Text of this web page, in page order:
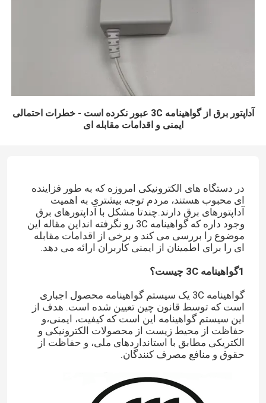
آداپتور برق از گواهینامه 3C عبور نکرده است - خطرات احتمالی
ایمنی و اقدامات مقابله ای
در دستگاه های الکترونیکی امروزه که به طور فزاینده
ای محبوب هستند، مردم توجه بیشتری به اهمیت
آداپتورهای برق دارند.چندتا مشکل با آداپتورهای برق
وجود داره که گواهینامه 3C رو نگرفته انداین مقاله این
موضوع را بررسی می کند و برخی از اقدامات مقابله
ای را برای اطمینان از ایمنی کاربران ارائه می دهد.
1گواهينامه 3C چيست؟
گواهینامه 3C یک سیستم گواهینامه محصول اجباری
است که توسط قانون چین تعیین شده است. هدف از
این سیستم گواهینامه این است که کیفیت، ایمنی،و
حفاظت از محیط زیست از محصولات الکترونیکی و
الکتریکی مطابق با استانداردهای ملی، و حفاظت از
حقوق و منافع مصرف کنندگان.